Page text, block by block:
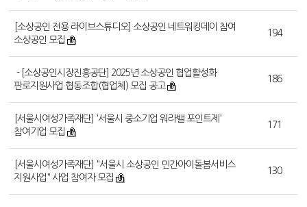
[소상공인 전용 라이브스튜디오] 소상공인 네트워킹데이 참여
소상공인 모집
194
- [소상공인시장진흥공단] 2025년 소상공인 협업활성화
판로지원사업 협동조합(협업체) 모집 공고
186
[서울시여성가족재단] '서울시 중소기업 워라밸 포인트제'
참여기업 모집
171
[서울시여성가족재단] "서울시 소상공인 민간아이돌봄서비스
지원사업" 사업 참여자 모집
130